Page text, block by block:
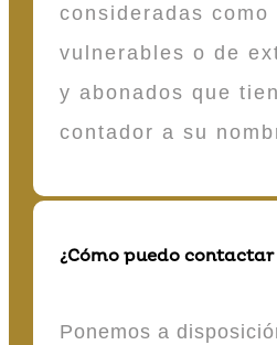
consideradas como
vulnerables o de
y abonados que
contador a su
¿Cómo puedo contactar
Ponemos a